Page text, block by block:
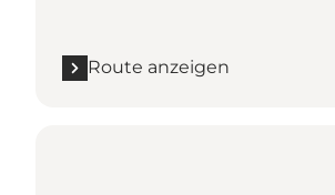
Route anzeigen